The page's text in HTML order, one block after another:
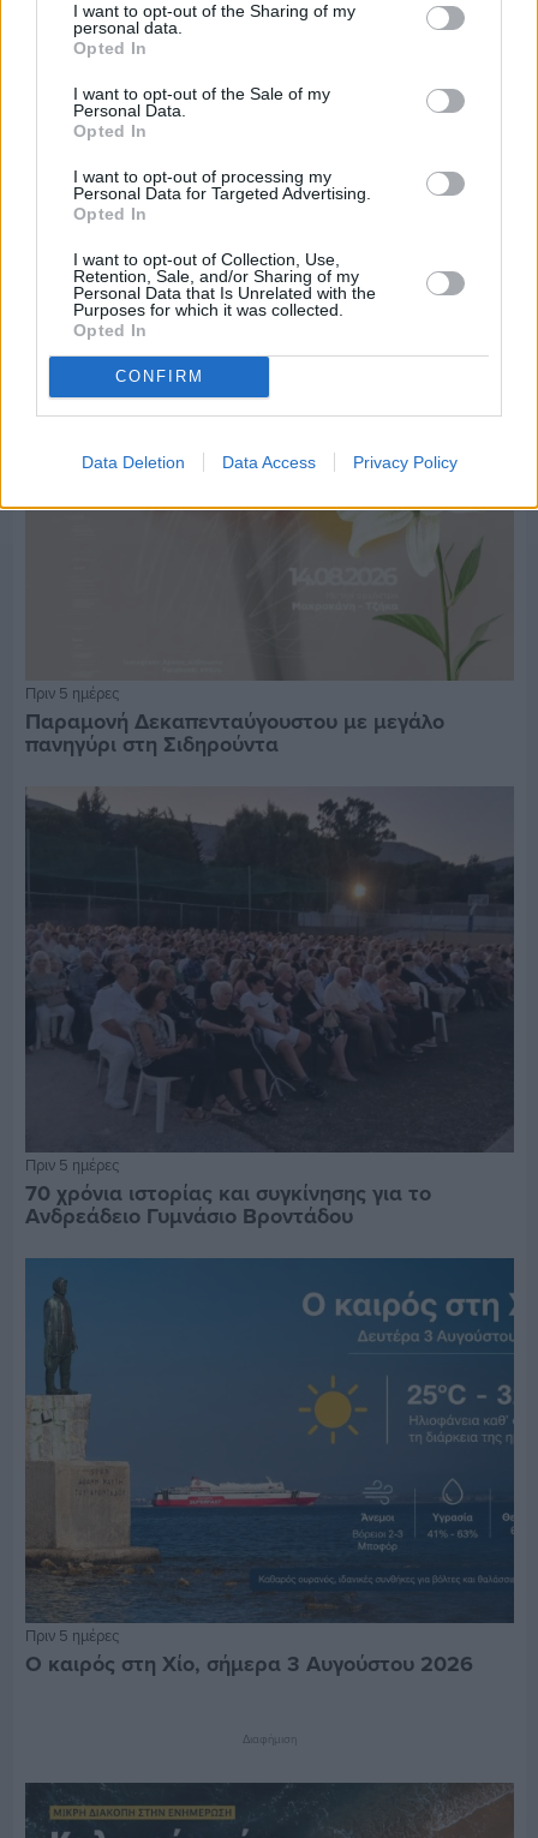
I want to opt-out of the Sharing of my
personal data.
Opted In
I want to opt-out of the Sale of my
Personal Data.
Opted In
I want to opt-out of processing my
Personal Data for Targeted Advertising.
Opted In
I want to opt-out of Collection, Use,
Retention, Sale, and/or Sharing of my
Personal Data that Is Unrelated with the
Purposes for which it was collected.
Opted In
CONFIRM
Data Deletion Data Access Privacy Policy
Πριν 5 ημέρες
Οι ξεχωριστές καλοκαιρινές προτάσεις του
Clementine Chios
Πριν 5 ημέρες
Παραμονή Δεκαπενταύγουστου με μεγάλο
πανηγύρι στη Σιδηρούντα
Πριν 5 ημέρες
70 χρόνια ιστορίας και συγκίνησης για το
Ανδρεάδειο Γυμνάσιο Βροντάδου
Πριν 5 ημέρες
Ο καιρός στη Χίο, σήμερα 3 Αυγούστου 2026
Διαφήμιση